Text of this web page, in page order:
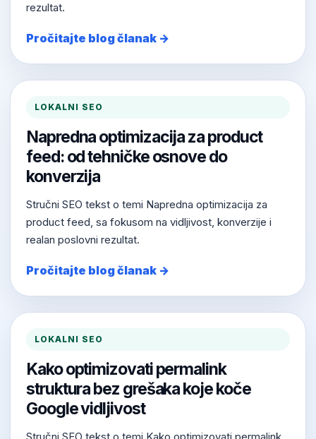
rezultat.
Pročitajte blog članak →
LOKALNI SEO
Napredna optimizacija za product
feed: od tehničke osnove do
konverzija
Stručni SEO tekst o temi Napredna optimizacija za
product feed, sa fokusom na vidljivost, konverzije i
realan poslovni rezultat.
Pročitajte blog članak →
LOKALNI SEO
Kako optimizovati permalink
struktura bez grešaka koje koče
Google vidljivost